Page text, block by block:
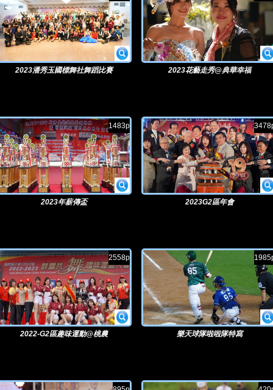
2023潘秀玉國標舞社舞蹈比賽 2023花藝走秀@典華幸福
1483p
2023年薪傳盃 2023G2區年會
2558p
2022-G2區趣味運動@桃農 樂天球隊啦啦隊特寫